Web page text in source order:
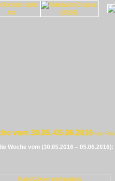
vom 30.05.-05.06.2016 von
Woche vom (30.05.2016 – 05.06.2016):